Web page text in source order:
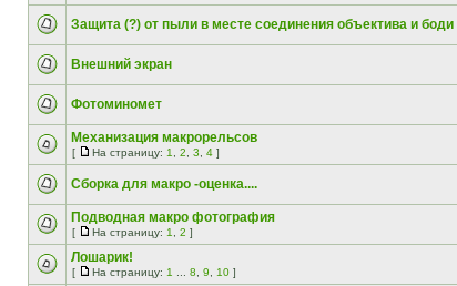
Защита (?) от пыли в месте соединения объектива и боди
Внешний экран
Фотоминомет
Механизация макрорельсов
[ На страницу: 1 2 3 4 ]
Сборка для макро -оценка....
Подводная макро фотография
[ На страницу: 1 2 ]
Лошарик!
[ На страницу: 1 8 9 10 ]